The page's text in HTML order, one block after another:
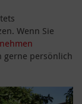
Wenn Sie
gerne persönlich